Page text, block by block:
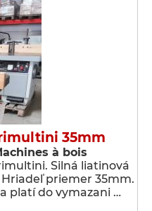
35mm
à bois
Silná liatinová
priemer 35mm.
platí do vymazani …